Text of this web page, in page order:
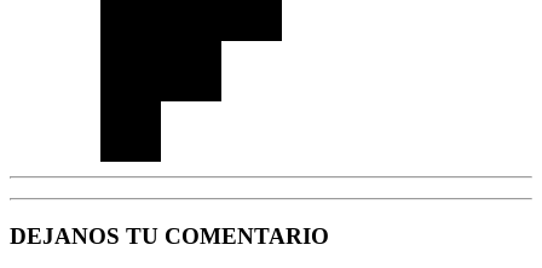
DEJANOS TU COMENTARIO